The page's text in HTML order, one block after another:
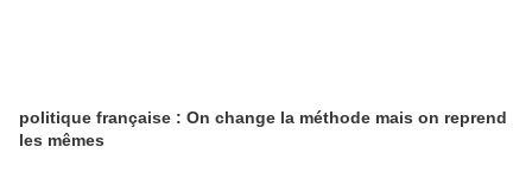
politique française : On change la méthode mais on reprend
les mêmes